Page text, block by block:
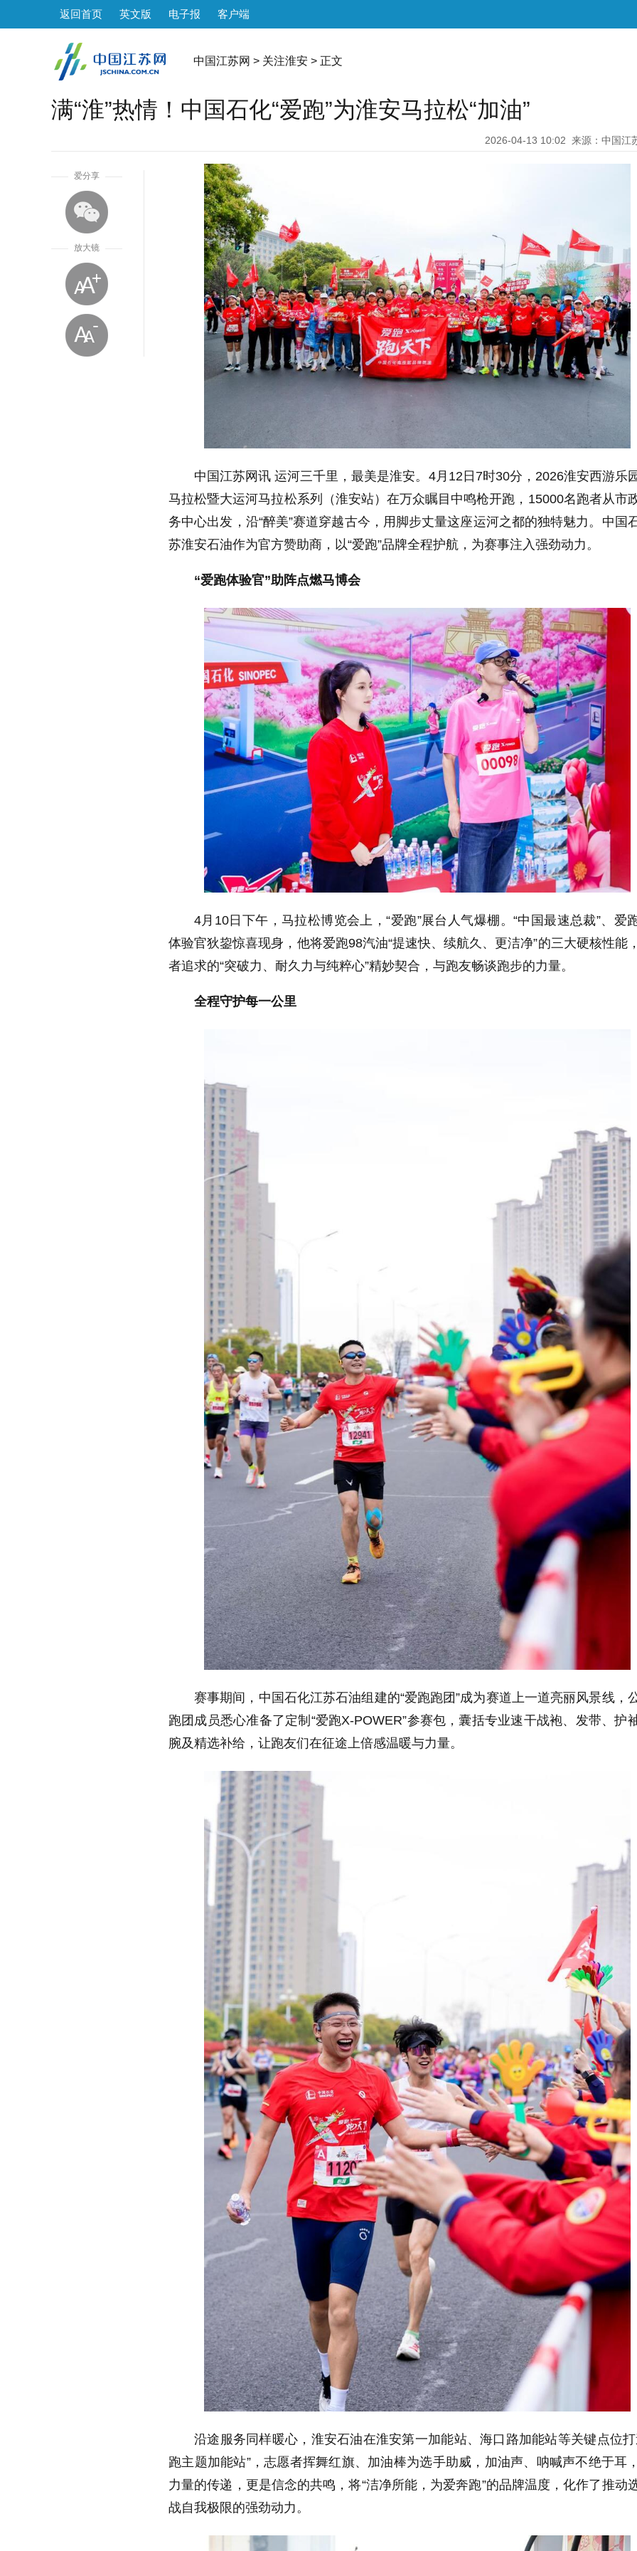
返回首页 英文版 电子报 客户端
中国江苏网 > 关注淮安 > 正文
满“淮”热情！中国石化“爱跑”为淮安马拉松“加油”
2026-04-13 10:02 来源：中国江
爱分享
放大镜
中国江苏网讯 运河三千里，最美是淮安。4月12日7时30分，2026淮安西游乐
马拉松暨大运河马拉松系列（淮安站）在万众瞩目中鸣枪开跑，15000名跑者从市
务中心出发，沿“醉美”赛道穿越古今，用脚步丈量这座运河之都的独特魅力。中国
苏淮安石油作为官方赞助商，以“爱跑”品牌全程护航，为赛事注入强劲动力。
“爱跑体验官”助阵点燃马博会​
4月10日下午，马拉松博览会上，“爱跑”展台人气爆棚。“中国最速总裁”、爱
体验官狄鋆惊喜现身，他将爱跑98汽油“提速快、续航久、更洁净”的三大硬核性能
者追求的“突破力、耐久力与纯粹心”精妙契合，与跑友畅谈跑步的力量。
全程守护每一公里​
赛事期间，中国石化江苏石油组建的“爱跑跑团”成为赛道上一道亮丽风景线，
跑团成员悉心准备了定制“爱跑X-POWER”参赛包，囊括专业速干战袍、发带、护
腕及精选补给，让跑友们在征途上倍感温暖与力量。
沿途服务同样暖心，淮安石油在淮安第一加能站、海口路加能站等关键点位打
跑主题加能站”，志愿者挥舞红旗、加油棒为选手助威，加油声、呐喊声不绝于耳
力量的传递，更是信念的共鸣，将“洁净所能，为爱奔跑”的品牌温度，化作了推动
战自我极限的强劲动力。